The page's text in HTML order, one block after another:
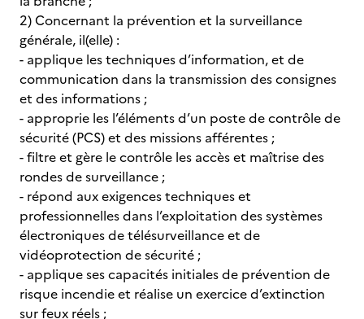
2) Concernant la prévention et la surveillance
générale, il(elle) :
- applique les techniques d’information, et de
communication dans la transmission des consignes
et des informations ;
- approprie les l’éléments d’un poste de contrôle de
sécurité (PCS) et des missions afférentes ;
- filtre et gère le contrôle les accès et maîtrise des
rondes de surveillance ;
- répond aux exigences techniques et
professionnelles dans l’exploitation des systèmes
électroniques de télésurveillance et de
vidéoprotection de sécurité ;
- applique ses capacités initiales de prévention de
risque incendie et réalise un exercice d’extinction
sur feux réels ;